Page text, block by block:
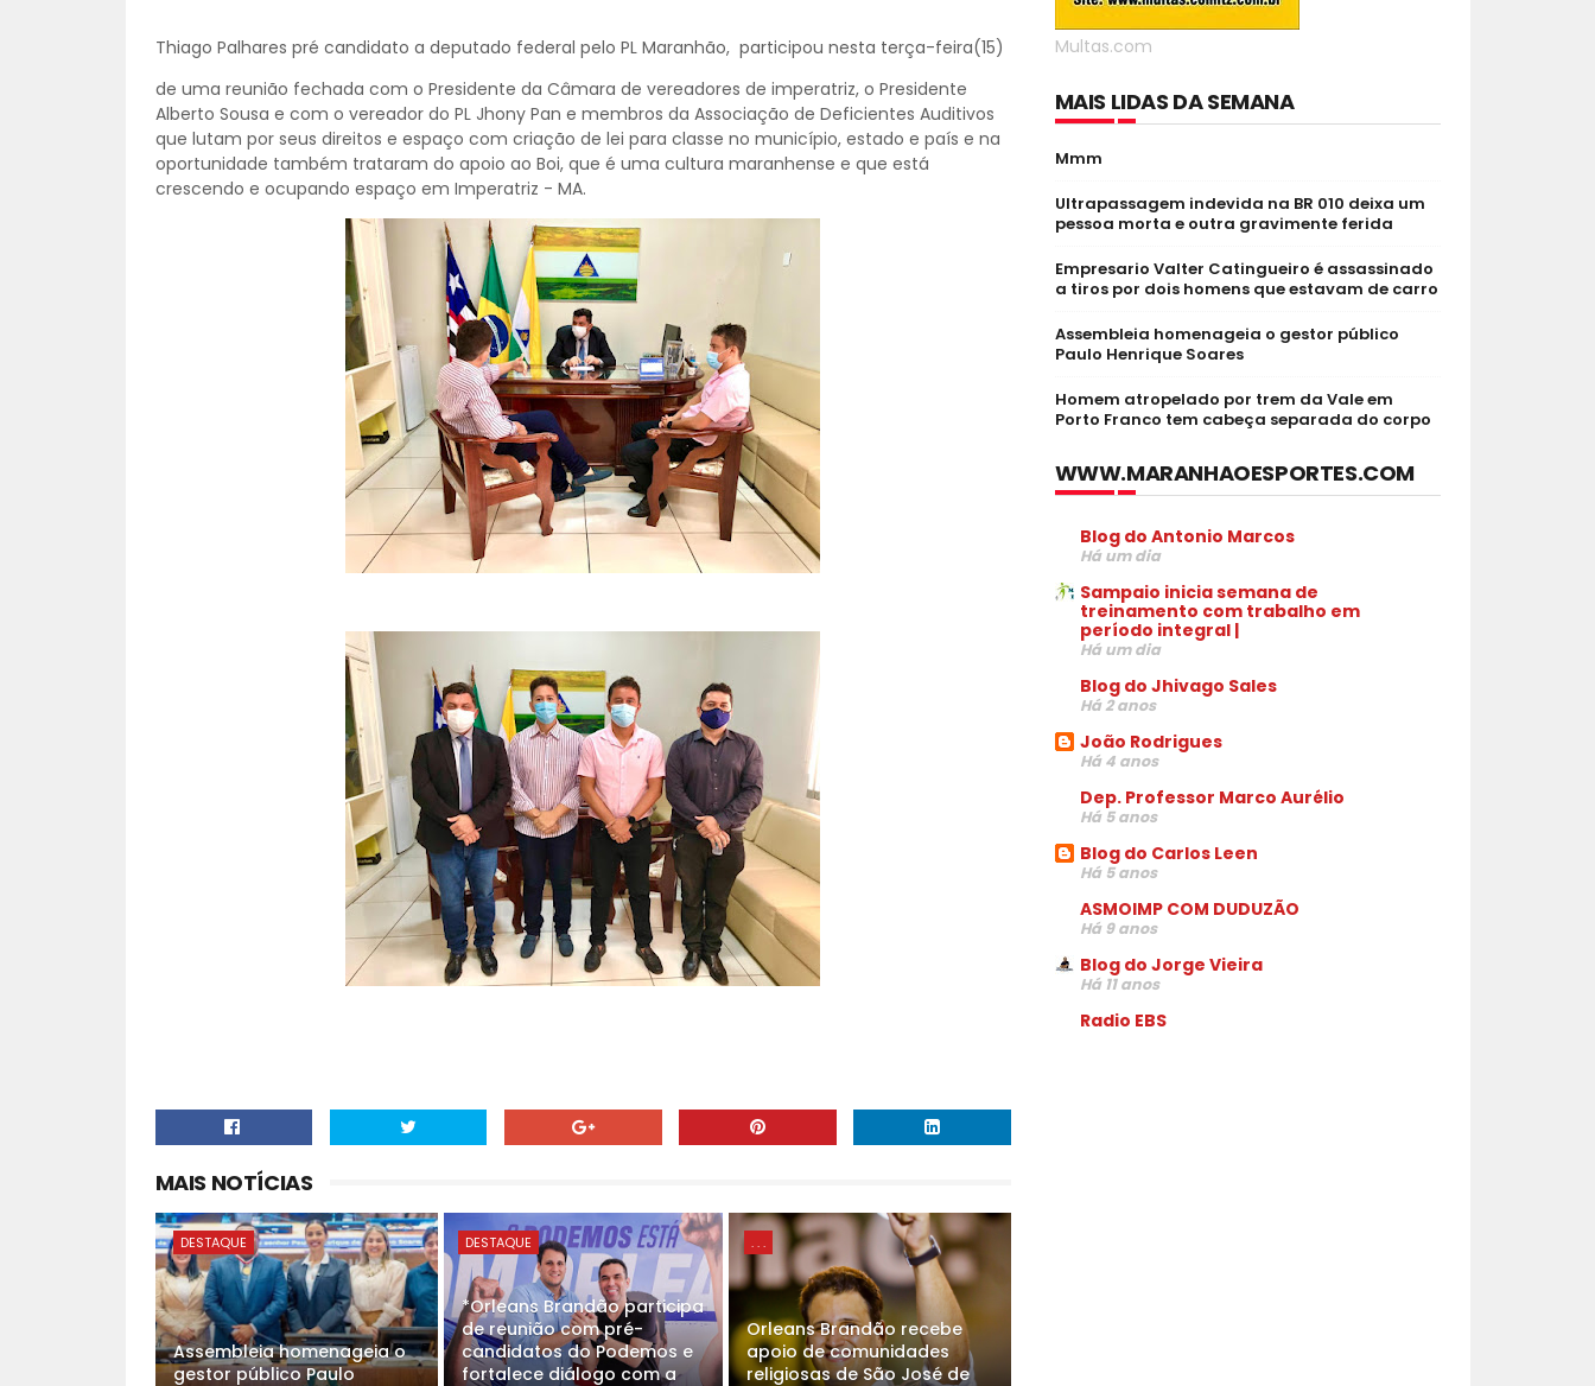
Thiago Palhares pré candidato a deputado federal pelo PL Maranhão, participou nesta terça-feira(15)
de uma reunião fechada com o Presidente da Câmara de vereadores de imperatriz, o Presidente
Alberto Sousa e com o vereador do PL Jhony Pan e membros da Associação de Deficientes Auditivos
que lutam por seus direitos e espaço com criação de lei para classe no município, estado e país e na
oportunidade também trataram do apoio ao Boi, que é uma cultura maranhense e que está
crescendo e ocupando espaço em Imperatriz - MA.
MAIS NOTÍCIAS
DESTAQUE
Assembleia homenageia o
gestor público Paulo
DESTAQUE
*Orleans Brandão participa
de reunião com pré-
candidatos do Podemos e
fortalece diálogo com a
. . .
Orleans Brandão recebe
apoio de comunidades
religiosas de São José de
Multas.com
MAIS LIDAS DA SEMANA
Mmm
Ultrapassagem indevida na BR 010 deixa um
pessoa morta e outra gravimente ferida
Empresario Valter Catingueiro é assassinado
a tiros por dois homens que estavam de carro
Assembleia homenageia o gestor público
Paulo Henrique Soares
Homem atropelado por trem da Vale em
Porto Franco tem cabeça separada do corpo
WWW.MARANHAOESPORTES.COM
Blog do Antonio Marcos
Há um dia
Sampaio inicia semana de
treinamento com trabalho em
período integral |
Há um dia
Blog do Jhivago Sales
Há 2 anos
João Rodrigues
Há 4 anos
Dep. Professor Marco Aurélio
Há 5 anos
Blog do Carlos Leen
Há 5 anos
ASMOIMP COM DUDUZÃO
Há 9 anos
Blog do Jorge Vieira
Há 11 anos
Radio EBS